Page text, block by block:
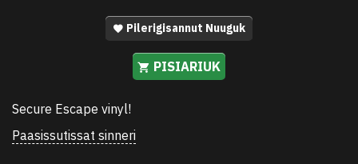
Pilerigisannut Nuuguk
PISIARIUK
Secure Escape vinyl!
Paasissutissat sinneri